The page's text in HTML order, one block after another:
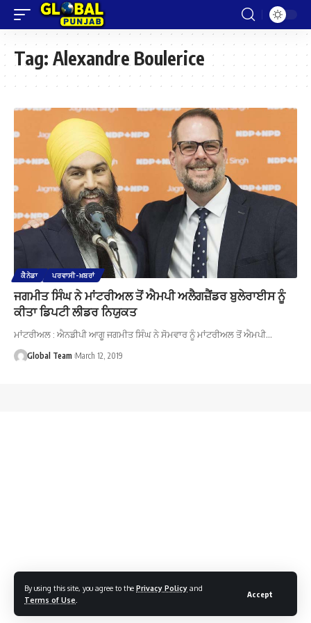
By using this site, you agree to the Privacy Policy and
Terms of Use
Accept
Tag: Alexandre Boulerice
ਕੈਨੇਡਾ ਪਰਵਾਸੀ-ਖ਼ਬਰਾਂ
ਜਗਮੀਤ ਸਿੰਘ ਨੇ ਮਾਂਟਰੀਅਲ ਤੋਂ ਐਮਪੀ ਅਲੈਗਜ਼ੈਂਡਰ ਬੁਲੇਰਾਈਸ ਨੂੰ
ਕੀਤਾ ਡਿਪਟੀ ਲੀਡਰ ਨਿਯੁਕਤ
ਮਾਂਟਰੀਅਲ : ਐਨਡੀਪੀ ਆਗੂ ਜਗਮੀਤ ਸਿੰਘ ਨੇ ਸੋਮਵਾਰ ਨੂੰ ਮਾਂਟਰੀਅਲ ਤੋਂ ਐਮਪੀ…
Global Team March 12, 2019